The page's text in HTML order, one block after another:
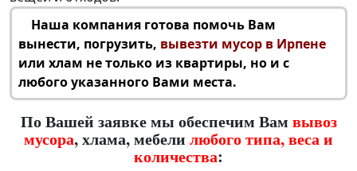
Наша компания готова помочь Вам
вынести, погрузить, вывезти мусор в Ирпене
или хлам не только из квартиры, но и с
любого указанного Вами места.
По Вашей заявке мы обеспечим Вам вывоз
мусора, хлама, мебели любого типа, веса и
количества: